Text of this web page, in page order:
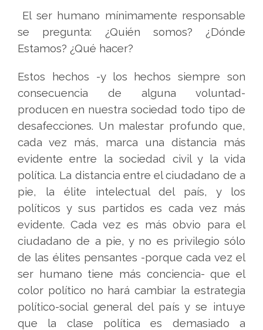
El ser humano mínimamente responsable
se pregunta: ¿Quién somos? ¿Dónde
Estamos? ¿Qué hacer?
Estos hechos -y los hechos siempre son
consecuencia de alguna voluntad-
producen en nuestra sociedad todo tipo de
desafecciones. Un malestar profundo que,
cada vez más, marca una distancia más
evidente entre la sociedad civil y la vida
política. La distancia entre el ciudadano de a
pie, la élite intelectual del país, y los
políticos y sus partidos es cada vez más
evidente. Cada vez es más obvio para el
ciudadano de a pie, y no es privilegio sólo
de las élites pensantes -porque cada vez el
ser humano tiene más conciencia- que el
color político no hará cambiar la estrategia
político-social general del país y se intuye
que la clase política es demasiado a